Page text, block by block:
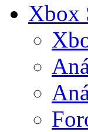
Xbox